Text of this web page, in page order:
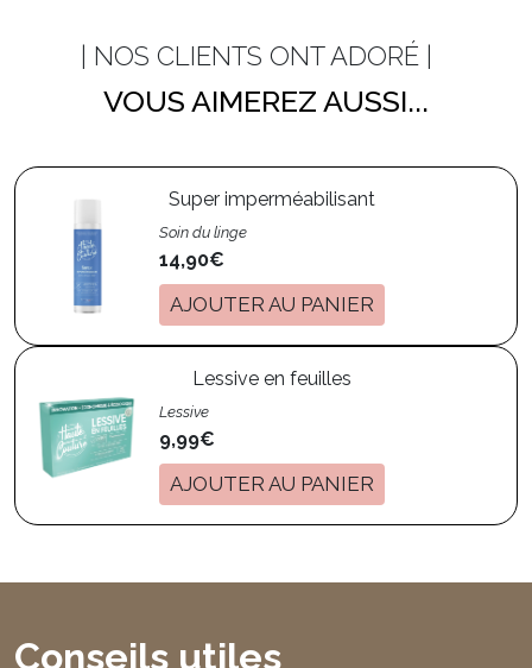
| NOS CLIENTS ONT ADORÉ |
VOUS AIMEREZ AUSSI...
Super imperméabilisant
Soin du linge
14,90€
AJOUTER AU PANIER
Lessive en feuilles
Lessive
9,99€
AJOUTER AU PANIER
Conseils utiles